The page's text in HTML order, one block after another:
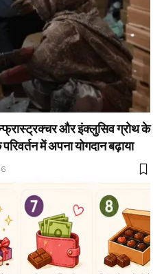
और इंक्लुसिव ग्रोथ के
में अपना योगदान बढ़ाया